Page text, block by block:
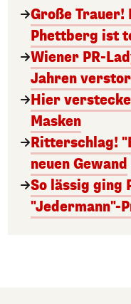
Große Trauer!
Phettberg ist
Wiener PR-
Jahren
Hier
Masken
Ritterschlag!
neuen Gewand
So lässig ging
"Jedermann"-